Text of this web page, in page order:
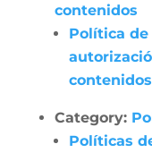
contenidos
Política
contenidos
Category:
Políticas